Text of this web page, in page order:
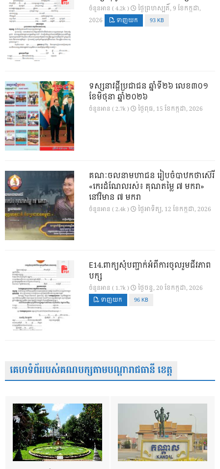
ចំនួនអាន ( 4.2k )
ថ្ងៃ​ព្រហស្បតិ៍, 9 ខែ​កក្កដា,
2026
ទាញយក 93 KB
ទស្សនាវដ្ដីប្រជាជន ឆ្នាំទី២៦ លេខ៣០១
ខែមិថុនា ឆ្នាំ២០២៦
ចំនួនអាន ( 2.7k ) ថ្ងៃ​ពុធ, 15 ខែ​កក្កដា, 2026
គណៈចលនាមហាជន រៀបចំបាឋកថាស៊េរី
«កេរដំណែលរស់៖ គុណតម្លៃ ៧ មករា»
នៅវិមាន ៧ មករា
ចំនួនអាន ( 2.4k ) ថ្ងៃ​អាទិត្យ, 12 ខែ​កក្កដា, 2026
E14.ពាក្យសុំបញ្ជាក់អំពីការចូលរួមជីវភាព
បក្ស
ចំនួនអាន ( 1.7k ) ថ្ងៃ​ចន្ទ, 20 ខែ​កក្កដា, 2026
ទាញយក 96 KB
គេហទំព័ររបស់គណបក្សតាមបណ្តារាជធានី ខេត្ត